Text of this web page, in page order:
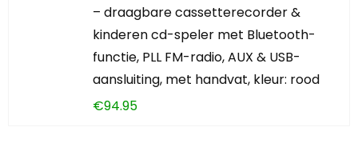
– draagbare cassetterecorder &
kinderen cd-speler met Bluetooth-
functie, PLL FM-radio, AUX & USB-
aansluiting, met handvat, kleur: rood
€94.95